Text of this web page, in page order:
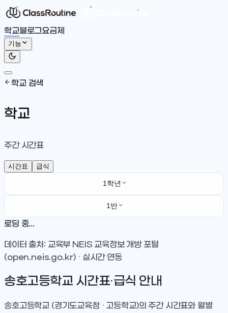
학교블로그요금제
기능
학교 검색
학교
주간 시간표
시간표 급식
1학년
1반
로딩 중...
데이터 출처: 교육부 NEIS 교육정보 개방 포털
(open.neis.go.kr) · 실시간 연동
송호고등학교 시간표·급식 안내
송호고등학교 (경기도교육청 · 고등학교)의 주간 시간표와 월별